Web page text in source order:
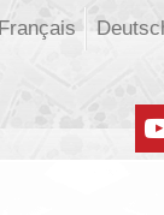
Français